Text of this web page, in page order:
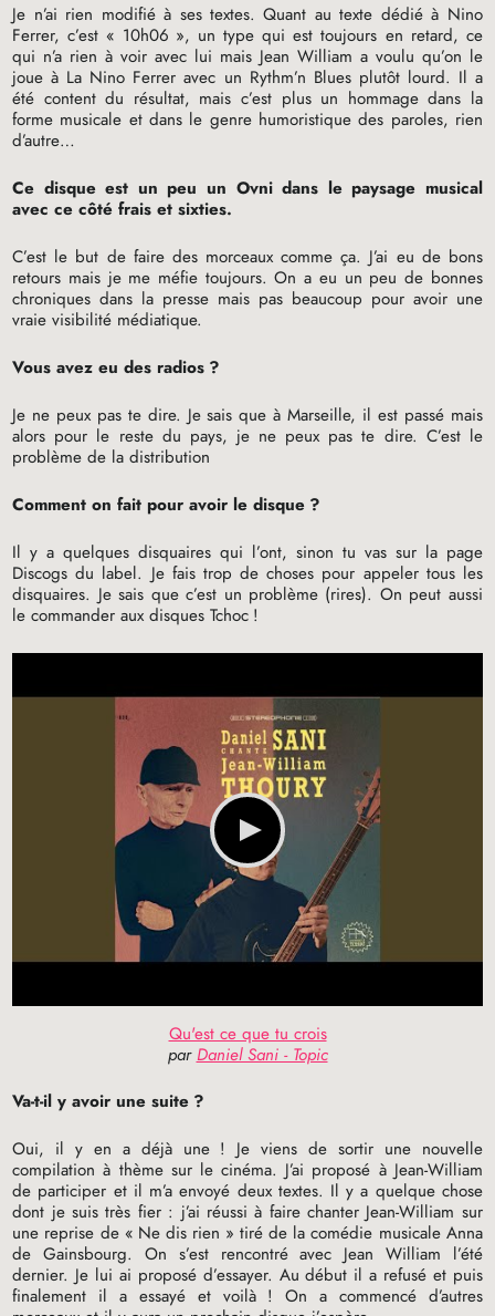
Je n’ai rien modifié à ses textes. Quant au texte dédié à Nino
Ferrer, c’est « 10h06 », un type qui est toujours en retard, ce
qui n’a rien à voir avec lui mais Jean William a voulu qu’on le
joue à La Nino Ferrer avec un Rythm’n Blues plutôt lourd. Il a
été content du résultat, mais c’est plus un hommage dans la
forme musicale et dans le genre humoristique des paroles, rien
d’autre…
Ce disque est un peu un Ovni dans le paysage musical
avec ce côté frais et sixties.
C’est le but de faire des morceaux comme ça. J’ai eu de bons
retours mais je me méfie toujours. On a eu un peu de bonnes
chroniques dans la presse mais pas beaucoup pour avoir une
vraie visibilité médiatique.
Vous avez eu des radios ?
Je ne peux pas te dire. Je sais que à Marseille, il est passé mais
alors pour le reste du pays, je ne peux pas te dire. C’est le
problème de la distribution
Comment on fait pour avoir le disque ?
Il y a quelques disquaires qui l’ont, sinon tu vas sur la page
Discogs du label. Je fais trop de choses pour appeler tous les
disquaires. Je sais que c’est un problème (rires). On peut aussi
le commander aux disques Tchoc !
Qu'est ce que tu crois
parDaniel Sani - Topic
Va-t-il y avoir une suite ?
Oui, il y en a déjà une ! Je viens de sortir une nouvelle
compilation à thème sur le cinéma. J’ai proposé à Jean-William
de participer et il m’a envoyé deux textes. Il y a quelque chose
dont je suis très fier : j’ai réussi à faire chanter Jean-William sur
une reprise de « Ne dis rien » tiré de la comédie musicale Anna
de Gainsbourg. On s’est rencontré avec Jean William l’été
dernier. Je lui ai proposé d’essayer. Au début il a refusé et puis
finalement il a essayé et voilà ! On a commencé d’autres